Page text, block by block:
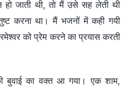
जाती थी, तो मैं उसे सह लेती थी
करना था। मैं भजनों में कही गयी
को प्रेम करने का प्रयास करती
का वक्त आ गया। एक शाम,